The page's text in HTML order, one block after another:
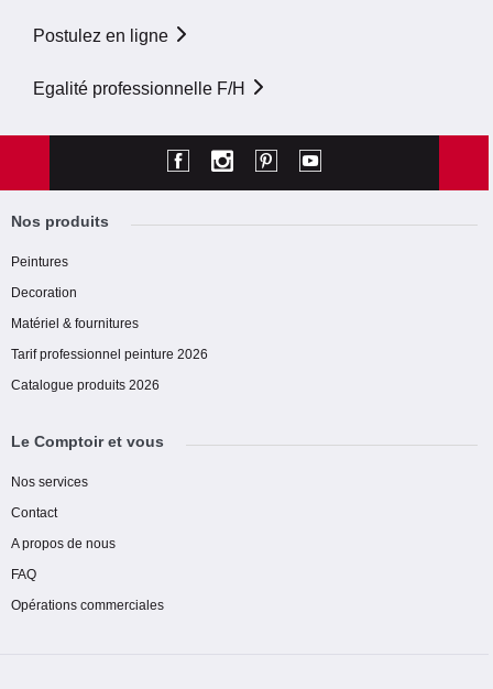
Postulez en ligne
Egalité professionnelle F/H
Nos produits
Peintures
Decoration
Matériel & fournitures
Tarif professionnel peinture 2026
Catalogue produits 2026
Le Comptoir et vous
Nos services
Contact
A propos de nous
FAQ
Opérations commerciales